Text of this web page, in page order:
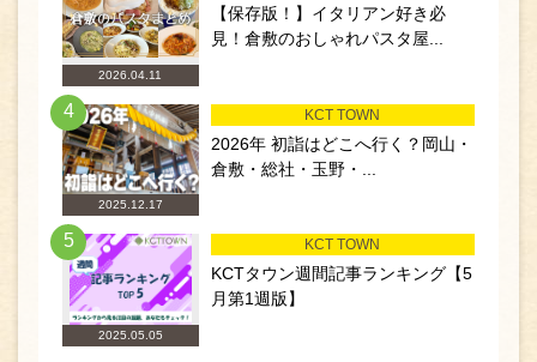
2026.04.11
【保存版！】イタリアン好き必
見！倉敷のおしゃれパスタ屋...
4
2025.12.17
KCT TOWN
2026年 初詣はどこへ行く？岡山・
倉敷・総社・玉野・...
5
2025.05.05
KCT TOWN
KCTタウン週間記事ランキング【5
月第1週版】